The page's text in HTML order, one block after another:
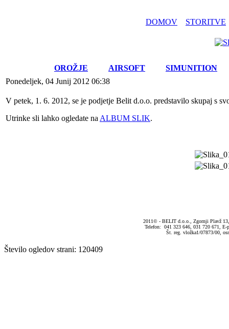
DOMOV STORITVE
OROŽJE AIRSOFT
SIMUNITION
Ponedeljek, 04 Junij 2012 06:38
V petek, 1. 6. 2012, se je podjetje Belit d.o.o. predstavilo skupaj s
Utrinke sli lahko ogledate na ALBUM SLIK.
2011© - BELIT d.o.o., Zgornji Plavž 13,
Telefon: 041 323 646, 031 720 671, E-
Št. reg. vložka1/07873/00,
Število ogledov strani: 120409